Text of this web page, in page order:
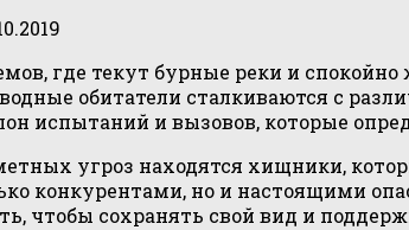
где текут бурные реки и
обитатели сталкиваются с
испытаний и вызовов, которые
угроз находятся хищники,
конкурентами, но и настоящими
чтобы сохранять свой вид и